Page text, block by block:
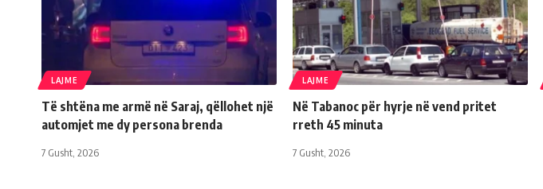
LAJME
Të shtëna me armë në Saraj, qëllohet një
automjet me dy persona brenda
7 Gusht, 2026
LAJME
Në Tabanoc për hyrje në vend pritet
rreth 45 minuta
7 Gusht, 2026